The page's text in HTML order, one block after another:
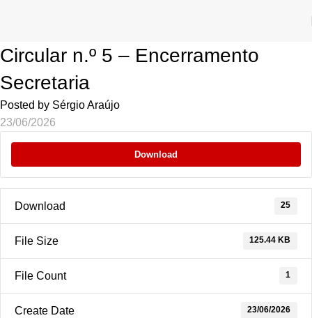
Circular n.º 5 – Encerramento
Secretaria
Posted by Sérgio Araújo
23/06/2026
Download
Download 25
File Size 125.44 KB
File Count 1
Create Date 23/06/2026